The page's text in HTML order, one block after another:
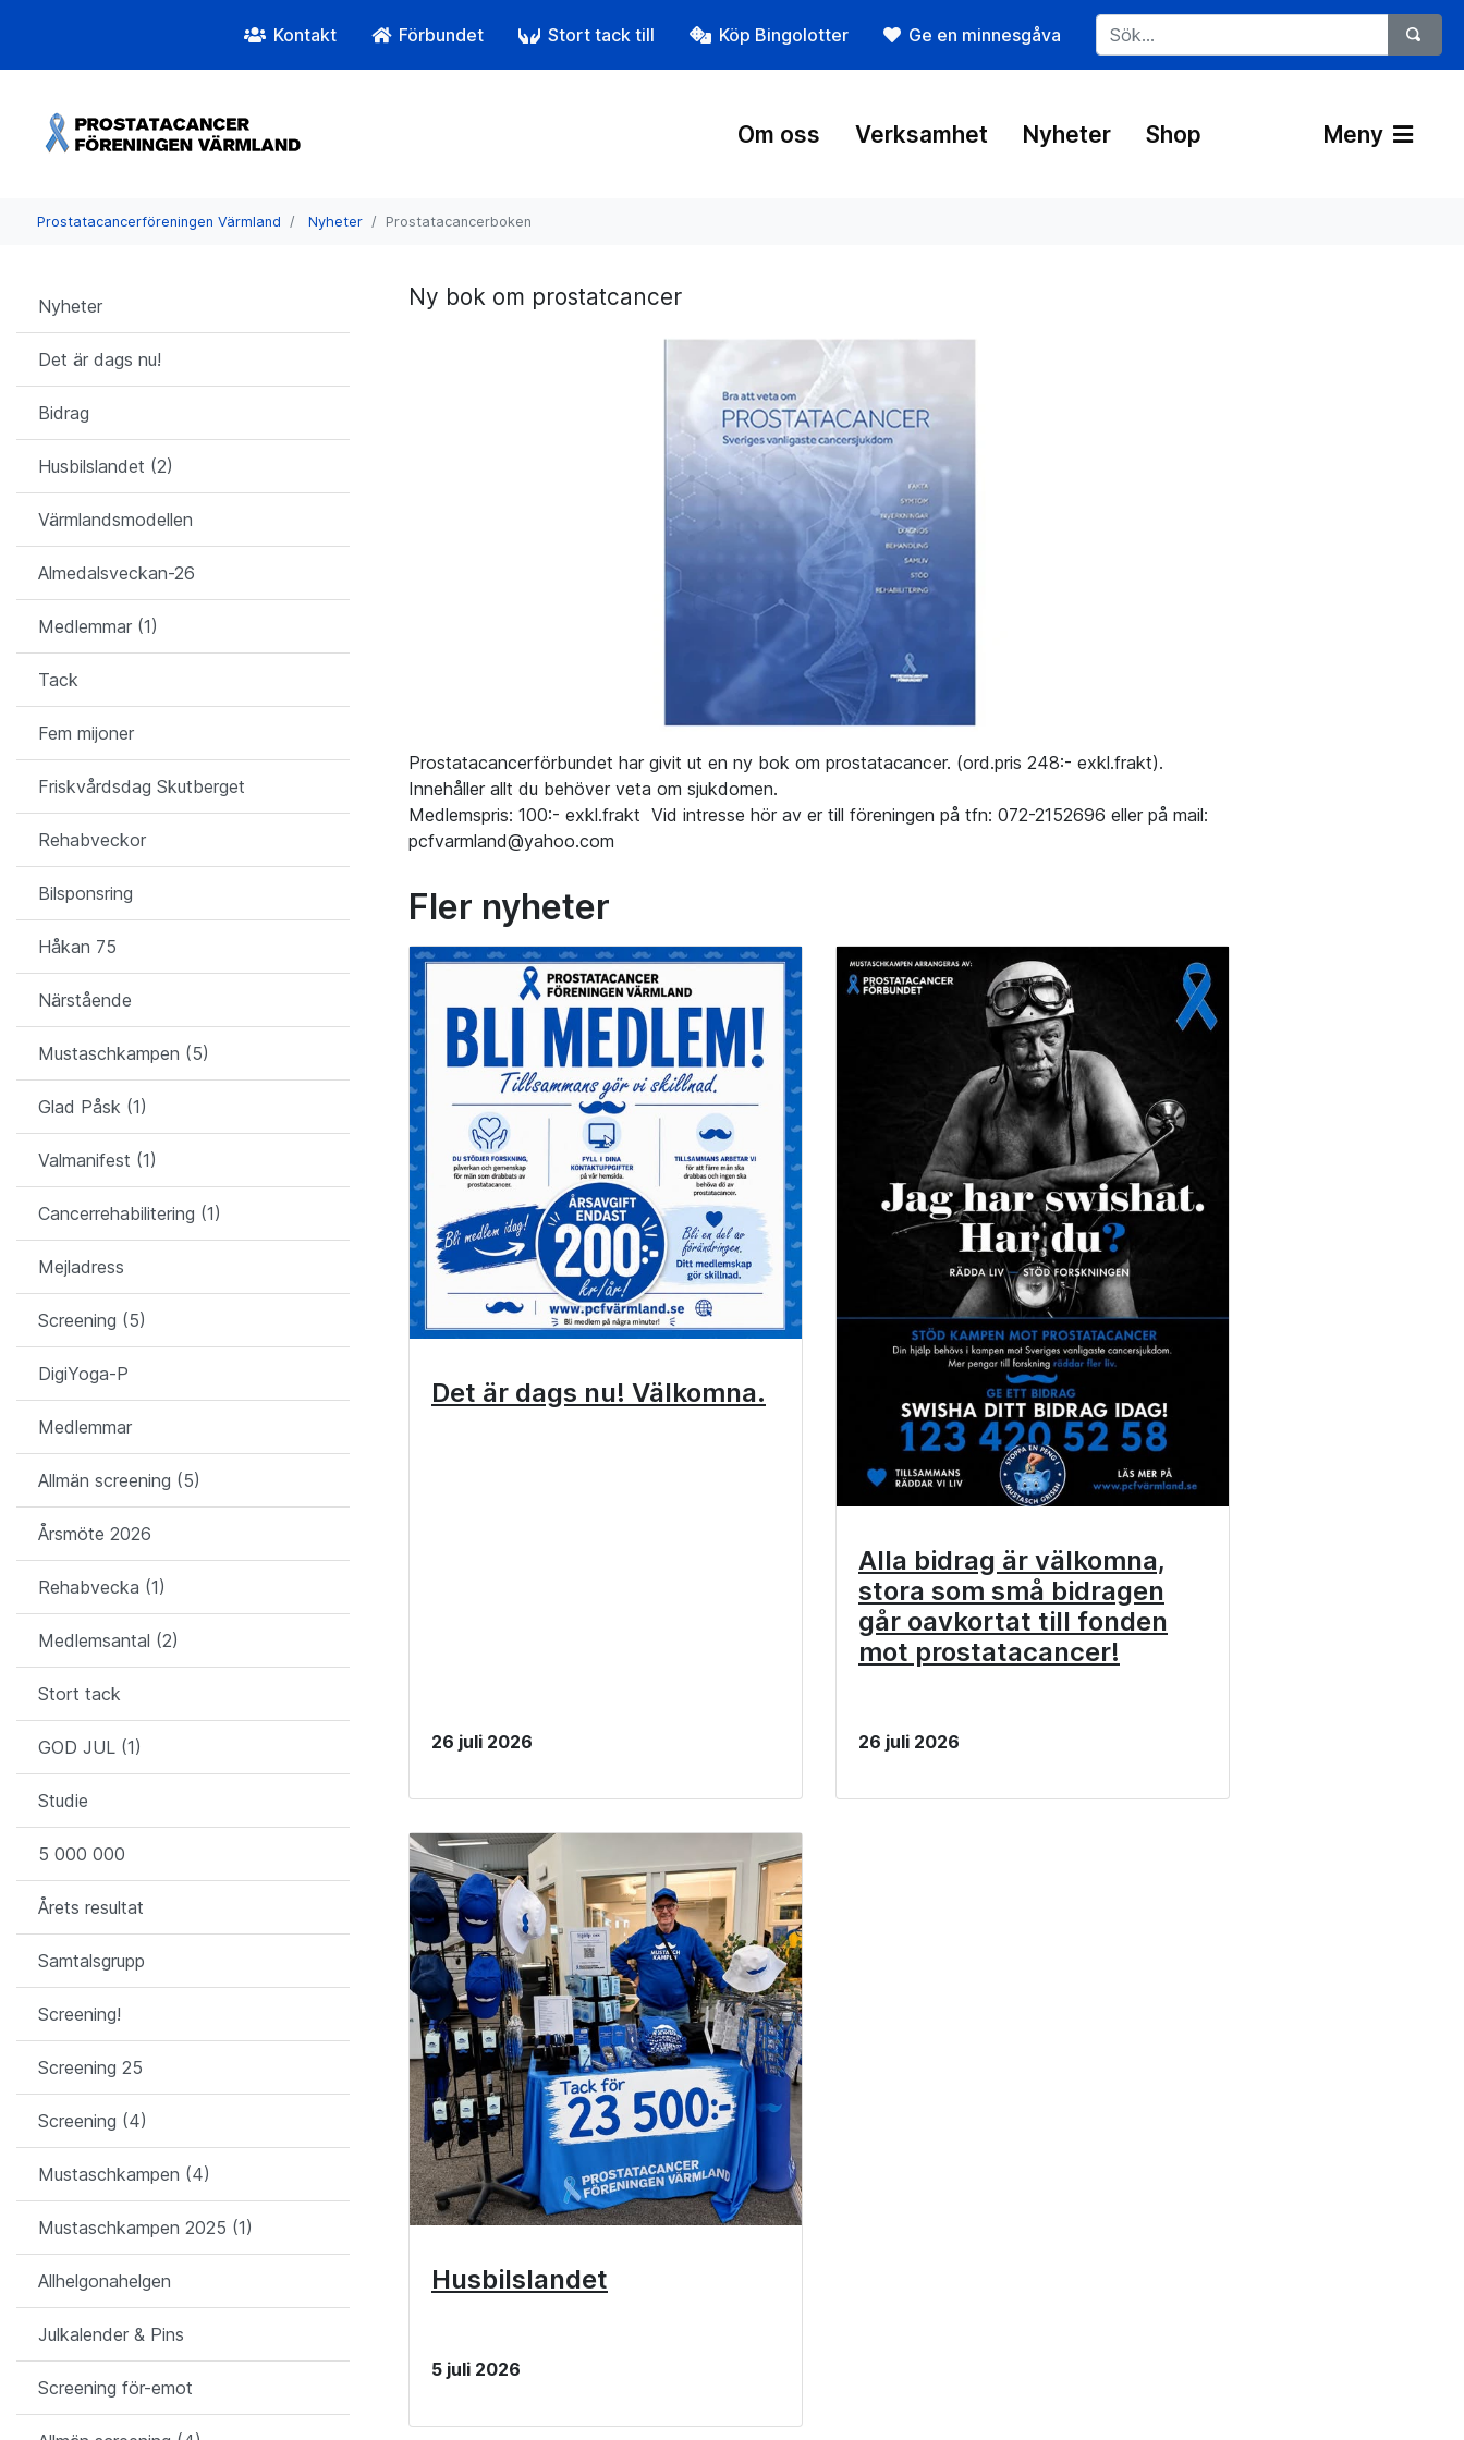
Kontakt Förbundet Stort tack till Köp Bingolotter Ge en minnesgåva
Om oss Verksamhet Nyheter Shop Meny
Prostatacancerföreningen Värmland Nyheter Prostatacancerboken
Nyheter
Det är dags nu!
Bidrag
Husbilslandet (2)
Värmlandsmodellen
Almedalsveckan-26
Medlemmar (1)
Tack
Fem mijoner
Friskvårdsdag Skutberget
Rehabveckor
Bilsponsring
Håkan 75
Närstående
Mustaschkampen (5)
Glad Påsk (1)
Valmanifest (1)
Cancerrehabilitering (1)
Mejladress
Screening (5)
DigiYoga-P
Medlemmar
Allmän screening (5)
Årsmöte 2026
Rehabvecka (1)
Medlemsantal (2)
Stort tack
GOD JUL (1)
Studie
5 000 000
Årets resultat
Samtalsgrupp
Screening!
Screening 25
Screening (4)
Mustaschkampen (4)
Mustaschkampen 2025 (1)
Allhelgonahelgen
Julkalender & Pins
Screening för-emot
Ny bok om prostatcancer
Prostatacancerförbundet har givit ut en ny bok om prostatacancer. (ord.pris 248:- exkl.frakt).
Innehåller allt du behöver veta om sjukdomen.
Medlemspris: 100:- exkl.frakt Vid intresse hör av er till föreningen på tfn: 072-2152696 eller på mail:
pcfvarmland@yahoo.com
Fler nyheter
Det är dags nu! Välkomna.
26 juli 2026
Alla bidrag är välkomna,
stora som små bidragen
går oavkortat till fonden
mot prostatacancer!
26 juli 2026
Husbilslandet
5 juli 2026